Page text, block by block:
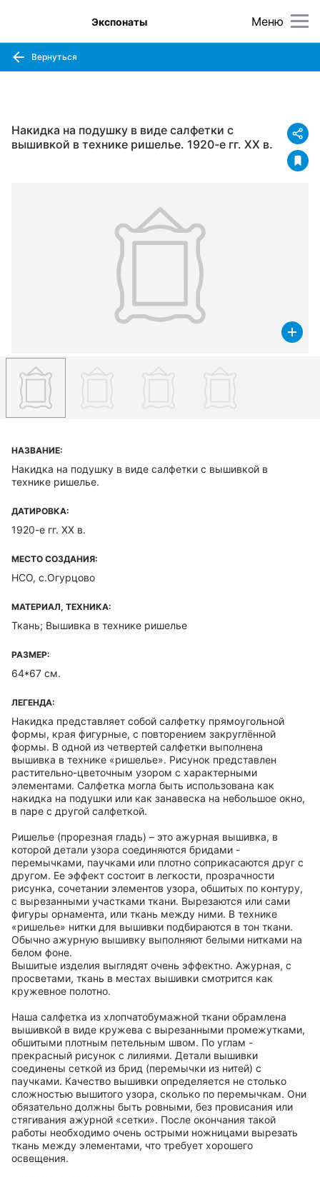
Меню
Экспонаты
Вернуться
Накидка на подушку в виде салфетки с
вышивкой в технике ришелье. 1920-е гг. ХХ в.
НАЗВАНИЕ:
Накидка на подушку в виде салфетки с вышивкой в
технике ришелье.
ДАТИРОВКА:
1920-е гг. ХХ в.
МЕСТО СОЗДАНИЯ:
НСО, с.Огурцово
МАТЕРИАЛ, ТЕХНИКА:
Ткань; Вышивка в технике ришелье
РАЗМЕР:
64*67 см.
ЛЕГЕНДА:
Накидка представляет собой салфетку прямоугольной
формы, края фигурные, с повторением закруглённой
формы. В одной из четвертей салфетки выполнена
вышивка в технике «ришелье». Рисунок представлен
растительно-цветочным узором с характерными
элементами. Салфетка могла быть использована как
накидка на подушки или как занавеска на небольшое окно,
в паре с другой салфеткой.
Ришелье (прорезная гладь) – это ажурная вышивка, в
которой детали узора соединяются бридами -
перемычками, паучками или плотно соприкасаются друг с
другом. Ее эффект состоит в легкости, прозрачности
рисунка, сочетании элементов узора, обшитых по контуру,
с вырезанными участками ткани. Вырезаются или сами
фигуры орнамента, или ткань между ними. В технике
«ришелье» нитки для вышивки подбираются в тон ткани.
Обычно ажурную вышивку выполняют белыми нитками на
белом фоне.
Вышитые изделия выглядят очень эффектно. Ажурная, с
просветами, ткань в местах вышивки смотрится как
кружевное полотно.
Наша салфетка из хлопчатобумажной ткани обрамлена
вышивкой в виде кружева с вырезанными промежутками,
обшитыми плотным петельным швом. По углам -
прекрасный рисунок с лилиями. Детали вышивки
соединены сеткой из брид (перемычки из нитей) с
паучками. Качество вышивки определяется не столько
сложностью вышитого узора, сколько по перемычкам. Они
обязательно должны быть ровными, без провисания или
стягивания ажурной «сетки». После окончания такой
работы необходимо очень острыми ножницами вырезать
ткань между элементами, что требует хорошего
освещения.